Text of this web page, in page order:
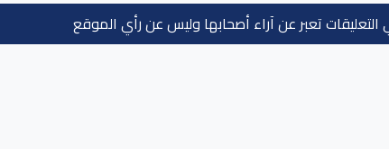
التعليقات تعبر عن آراء أصحابها وليس عن رأي الموقع